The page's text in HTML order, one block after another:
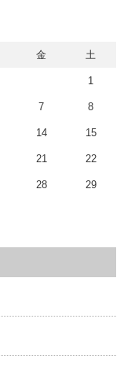
金 土
1
7 8
14 15
21 22
28 29